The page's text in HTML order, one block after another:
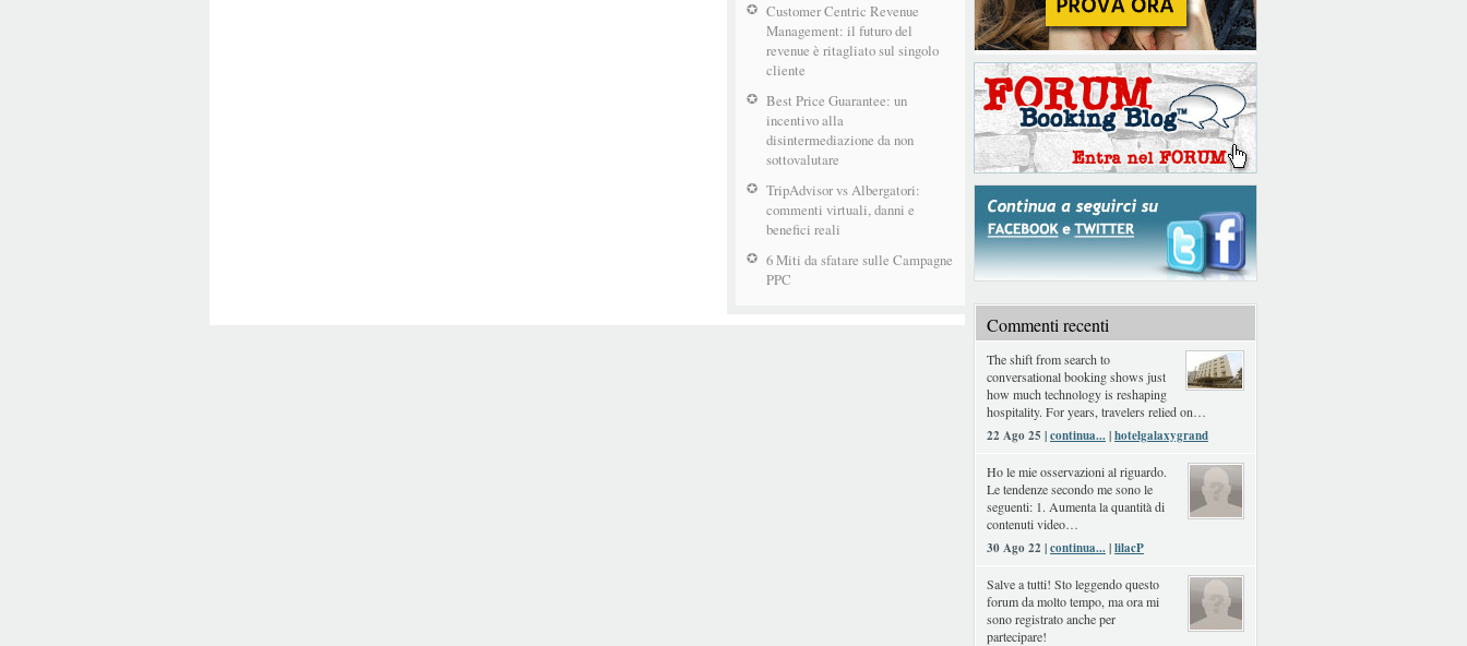
Customer Centric Revenue
Management: il futuro del
revenue è ritagliato sul singolo
cliente
Best Price Guarantee: un
incentivo alla
disintermediazione da non
sottovalutare
TripAdvisor vs Albergatori:
commenti virtuali, danni e
benefici reali
6 Miti da sfatare sulle Campagne
PPC
Commenti recenti
The shift from search to
conversational booking shows just
how much technology is reshaping
hospitality. For years, travelers relied on…
22 Ago 25 |continua...|hotelgalaxygrand
Ho le mie osservazioni al riguardo.
Le tendenze secondo me sono le
seguenti: 1. Aumenta la quantità di
contenuti video…
30 Ago 22 |continua...|lilacP
Salve a tutti! Sto leggendo questo
forum da molto tempo, ma ora mi
sono registrato anche per
partecipare!